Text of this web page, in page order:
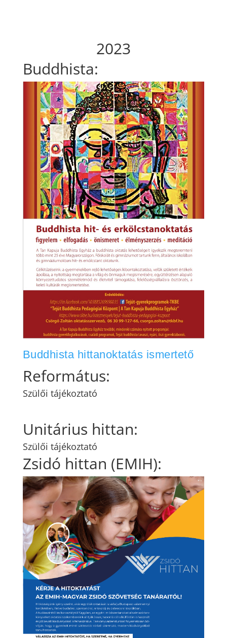
2023
Buddhista:
Buddhista hittanoktatás ismertető
Református:
Szülői tájékoztató
Unitárius hittan:
Szülői tájékoztató
Zsidó hittan (EMIH):